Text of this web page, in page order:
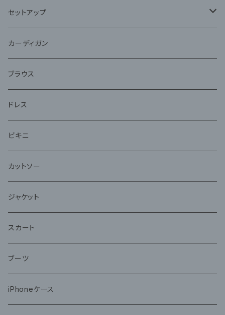
セットアップ
ジャケット
アンサンブル
カーディガン
ブラウス
ドレス
ビキニ
カットソー
ジャケット
スカート
ブーツ
iPhoneケース